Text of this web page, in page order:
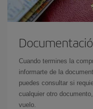
Cuando termines la
informarte de la
puedes consultar si
cualquier otro
vuelo.